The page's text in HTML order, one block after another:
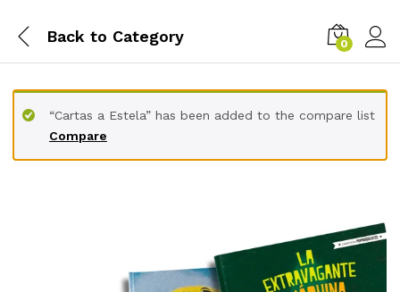
Back to Category 0
Compare
“Cartas a Estela” has been added to the compare list